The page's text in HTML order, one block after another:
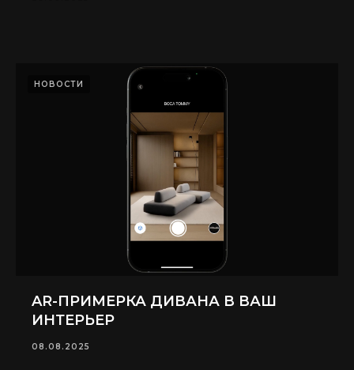
НОВОСТИ
AR-ПРИМЕРКА ДИВАНА В ВАШ
ИНТЕРЬЕР
08.08.2025